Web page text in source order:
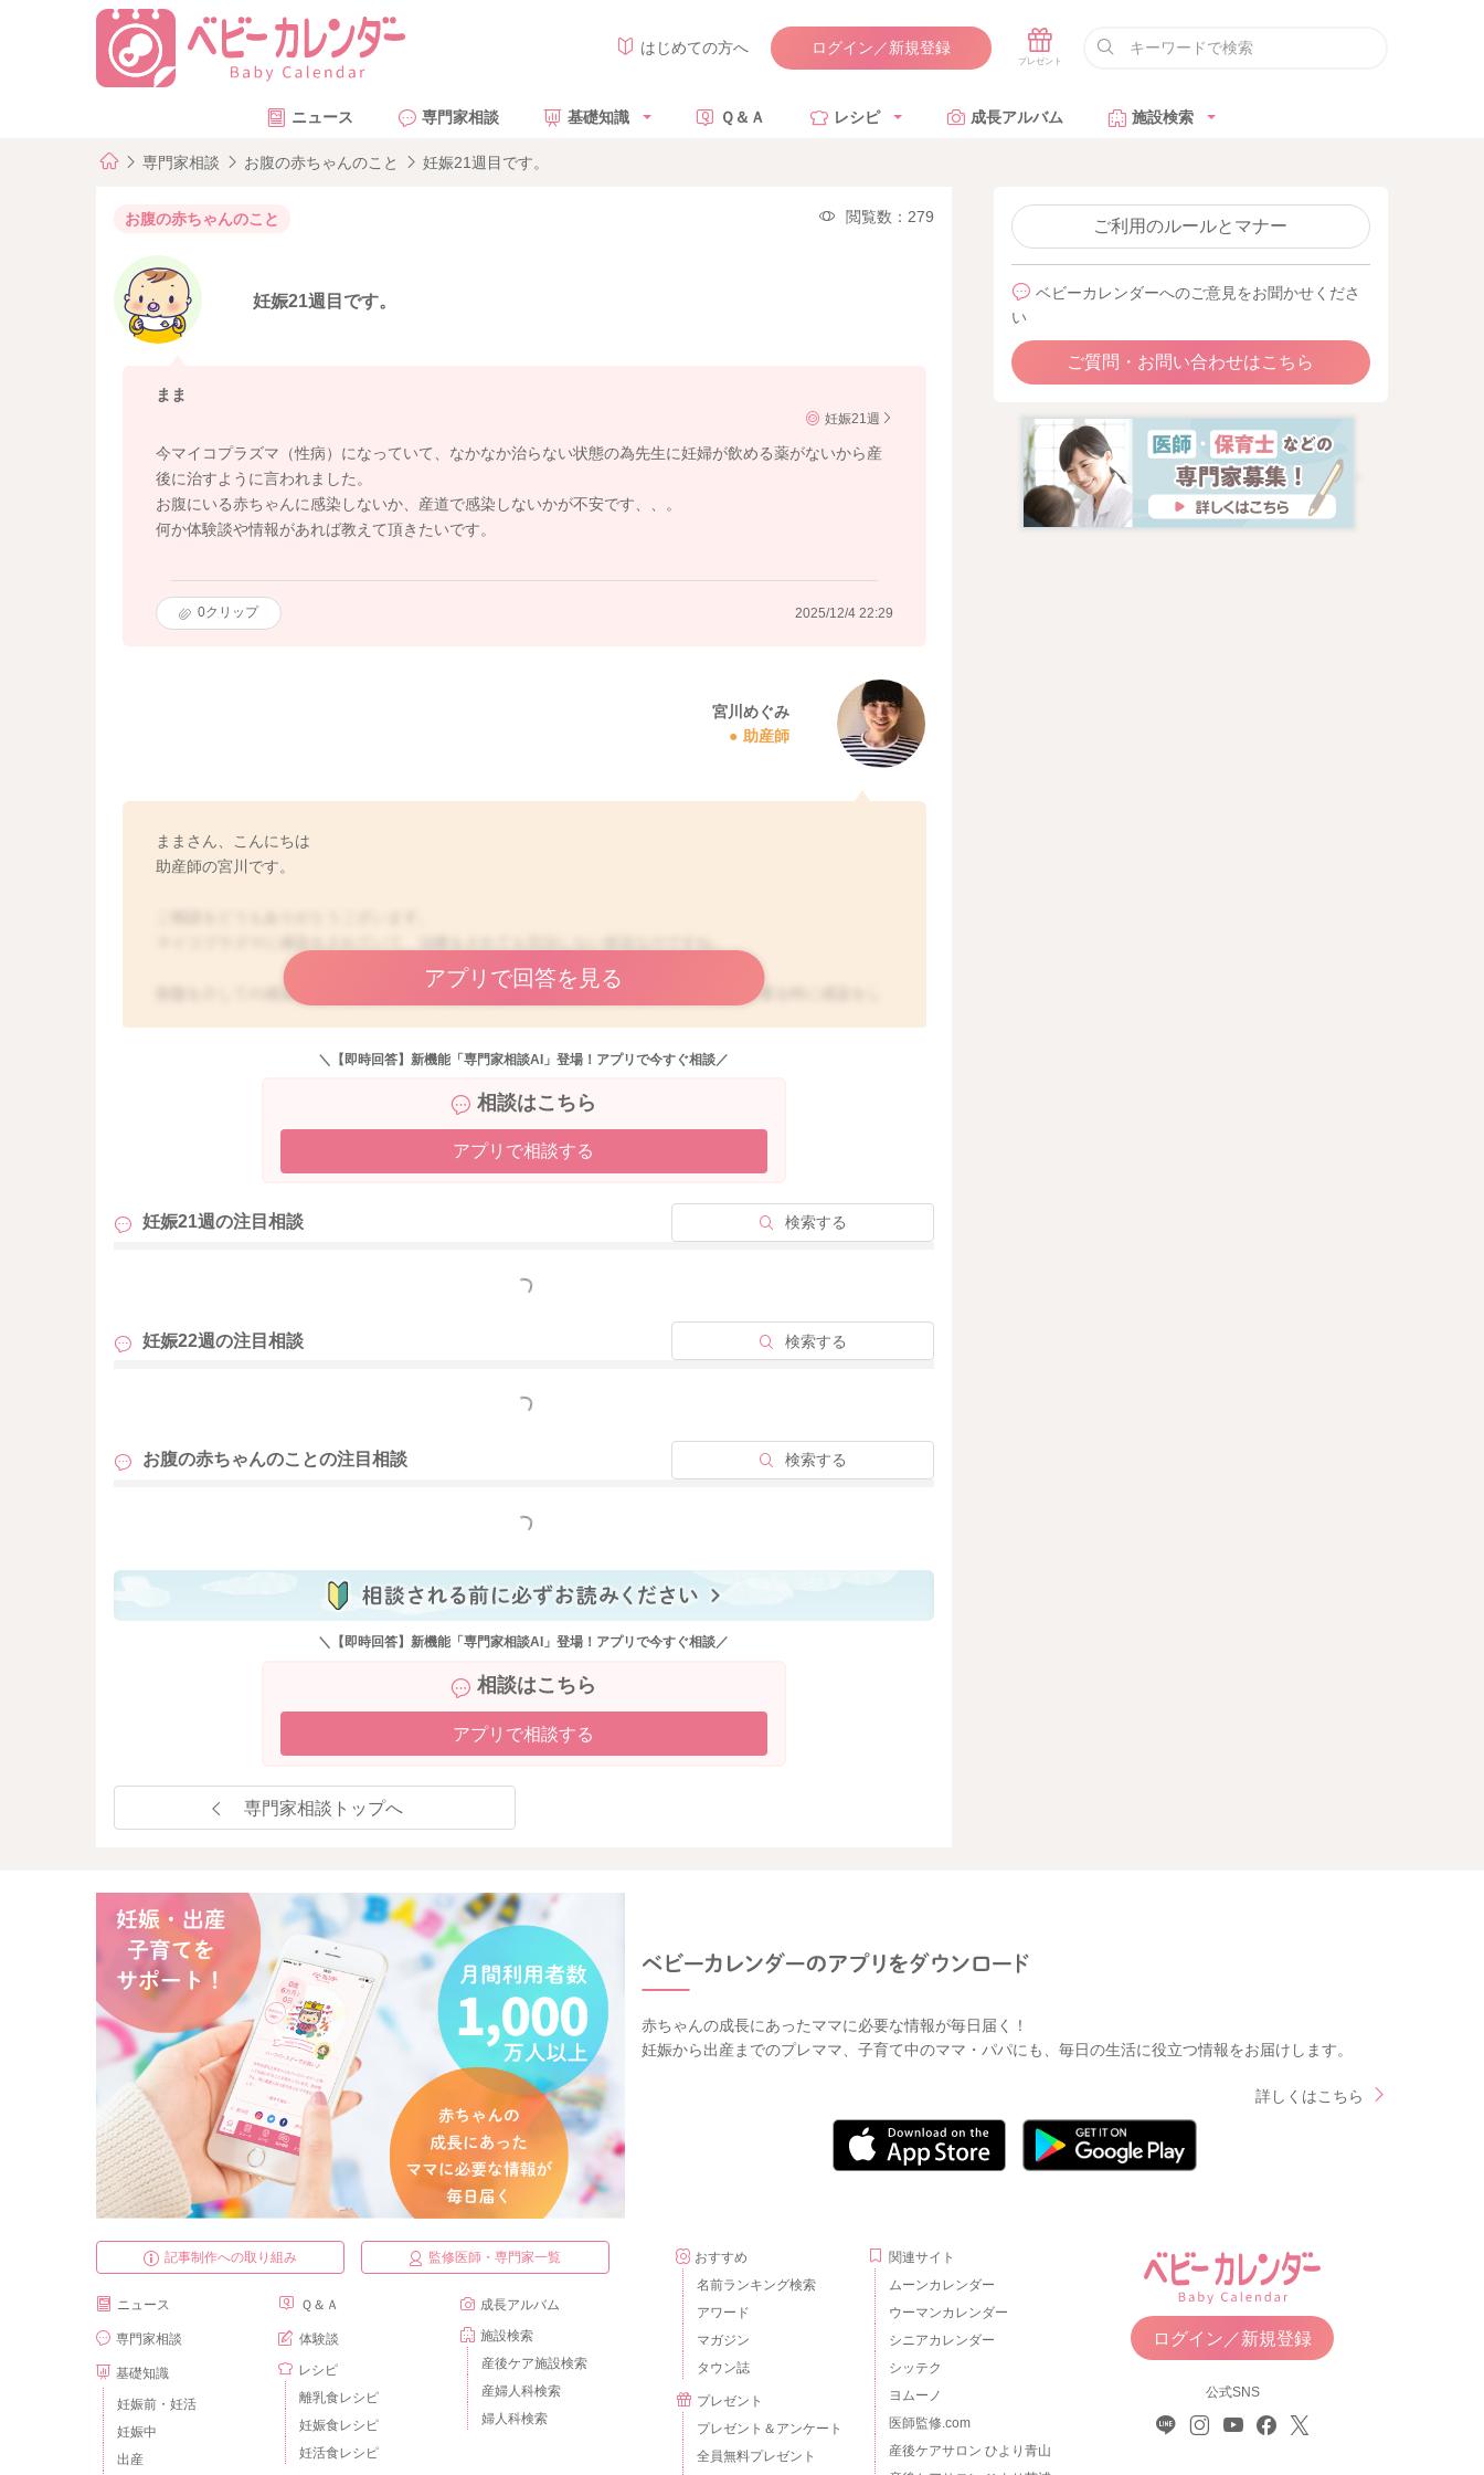
はじめての方へ ログイン／新規登録
ニュース 専門家相談 基礎知識 Ｑ＆Ａ レシピ 成長アルバム 施設検索
専門家相談 お腹の赤ちゃんのこと 妊娠21週目です。
お腹の赤ちゃんのこと 閲覧数：279
妊娠21週目です。
まま
妊娠21週
今マイコプラズマ（性病）になっていて、なかなか治らない状態の為先生に妊婦が飲める薬がないから産
後に治すように言われました。
お腹にいる赤ちゃんに感染しないか、産道で感染しないかが不安です、、。
何か体験談や情報があれば教えて頂きたいです。
0クリップ 2025/12/4 22:29
宮川めぐみ
助産師
ままさん、こんにちは
助産師の宮川です。
胎盤を介しての感染はないとされているようですが、早産のリスクがあったり、産道を通る時に感染をし
わたしがこれまで出会ったことがないため、実際にどのようにお産をされて、赤ちゃんの経過はどうだっ
特に分娩方法に決まりはないようなので、また今後のことについて、先生へご確認いただけたらと思いま
せっかくご相談くださったのに、このようなお返事となってしまい申し訳ありません。
アプリで回答を見る
2025/12/5 10:19
＼【即時回答】新機能「専門家相談AI」登場！アプリで今すぐ相談／
相談はこちら
アプリで相談する
妊娠21週の注目相談 検索する
もっと見る
妊娠22週の注目相談 検索する
もっと見る
お腹の赤ちゃんのことの注目相談 検索する
もっと見る
＼【即時回答】新機能「専門家相談AI」登場！アプリで今すぐ相談／
相談はこちら
アプリで相談する
専門家相談トップへ
ご利用のルールとマナー
ベビーカレンダーへのご意見をお聞かせくださ
い
ご質問・お問い合わせはこちら
赤ちゃんの成長にあったママに必要な情報が毎日届く！
妊娠から出産までのプレママ、子育て中のママ・パパにも、毎日の生活に役立つ情報をお届けします。
詳しくはこちら
記事制作への取り組み 監修医師・専門家一覧
ニュース
専門家相談
基礎知識
妊娠前・妊活
妊娠中
出産
Ｑ＆Ａ
体験談
レシピ
離乳食レシピ
妊娠食レシピ
妊活食レシピ
成長アルバム
施設検索
産後ケア施設検索
産婦人科検索
婦人科検索
おすすめ
名前ランキング検索
アワード
マガジン
タウン誌
プレゼント
プレゼント＆アンケート
全員無料プレゼント
関連サイト
ムーンカレンダー
ウーマンカレンダー
シニアカレンダー
シッテク
ヨムーノ
医師監修.com
産後ケアサロン ひより青山
ログイン／新規登録
公式SNS